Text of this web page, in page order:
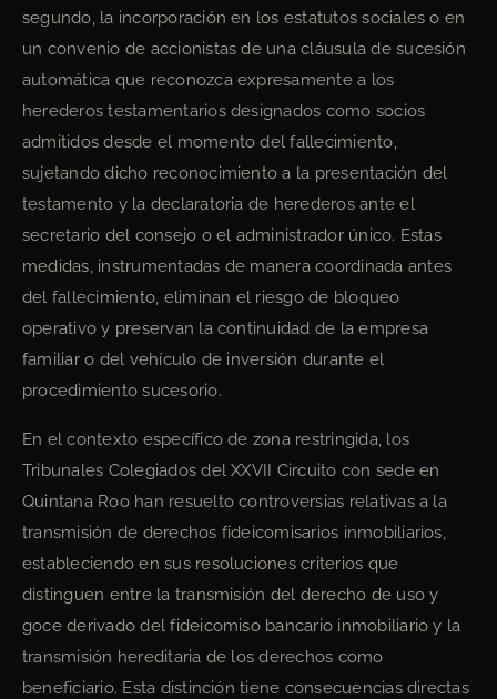
segundo, la incorporación en los estatutos sociales o en
un convenio de accionistas de una cláusula de sucesión
automática que reconozca expresamente a los
herederos testamentarios designados como socios
admitidos desde el momento del fallecimiento,
sujetando dicho reconocimiento a la presentación del
testamento y la declaratoria de herederos ante el
secretario del consejo o el administrador único. Estas
medidas, instrumentadas de manera coordinada antes
del fallecimiento, eliminan el riesgo de bloqueo
operativo y preservan la continuidad de la empresa
familiar o del vehículo de inversión durante el
procedimiento sucesorio.
En el contexto específico de zona restringida, los
Tribunales Colegiados del XXVII Circuito con sede en
Quintana Roo han resuelto controversias relativas a la
transmisión de derechos fideicomisarios inmobiliarios,
estableciendo en sus resoluciones criterios que
distinguen entre la transmisión del derecho de uso y
goce derivado del fideicomiso bancario inmobiliario y la
transmisión hereditaria de los derechos como
beneficiario. Esta distinción tiene consecuencias directas